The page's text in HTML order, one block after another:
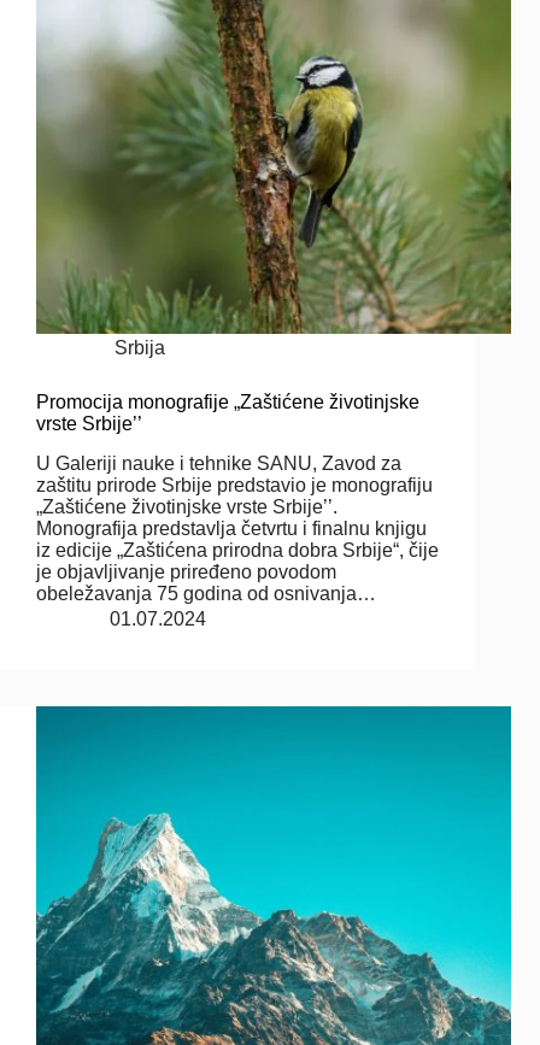
Srbija
Promocija monografije „Zaštićene životinjske
vrste Srbije’’
U Galeriji nauke i tehnike SANU, Zavod za
zaštitu prirode Srbije predstavio je monografiju
„Zaštićene životinjske vrste Srbije’’.
Monografija predstavlja četvrtu i finalnu knjigu
iz edicije „Zaštićena prirodna dobra Srbije“, čije
je objavljivanje priređeno povodom
obeležavanja 75 godina od osnivanja…
01.07.2024